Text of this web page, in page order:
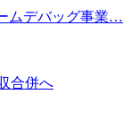
ムデバッグ事業…
合併へ